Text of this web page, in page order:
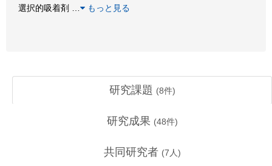
選択的吸着剤
もっと見る
研究課題 (8件)
研究成果 (48件)
共同研究者 (7 人)